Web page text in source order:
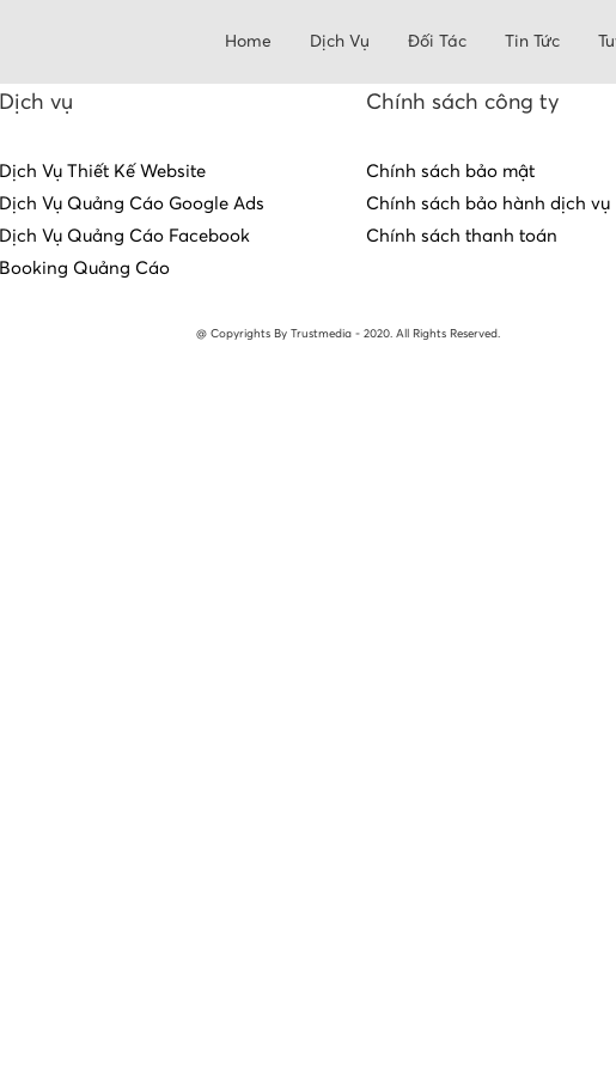
Home Dịch Vụ Đối Tác Tin Tức
Dịch vụ
Dịch Vụ Thiết Kế Website
Dịch Vụ Quảng Cáo Google Ads
Dịch Vụ Quảng Cáo Facebook
Booking Quảng Cáo
Chính sách công ty
Chính sách bảo mật
Chính sách bảo hành dịch vụ
Chính sách thanh toán
@ Copyrights By Trustmedia - 2020. All Rights Reserved.